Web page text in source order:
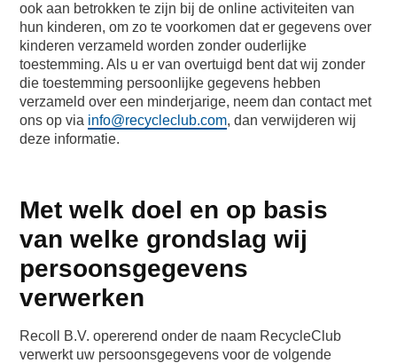
ook aan betrokken te zijn bij de online activiteiten van
hun kinderen, om zo te voorkomen dat er gegevens over
kinderen verzameld worden zonder ouderlijke
toestemming. Als u er van overtuigd bent dat wij zonder
die toestemming persoonlijke gegevens hebben
verzameld over een minderjarige, neem dan contact met
ons op via info@recycleclub.com, dan verwijderen wij
deze informatie.
Met welk doel en op basis
van welke grondslag wij
persoonsgegevens
verwerken
Recoll B.V. opererend onder de naam RecycleClub
verwerkt uw persoonsgegevens voor de volgende